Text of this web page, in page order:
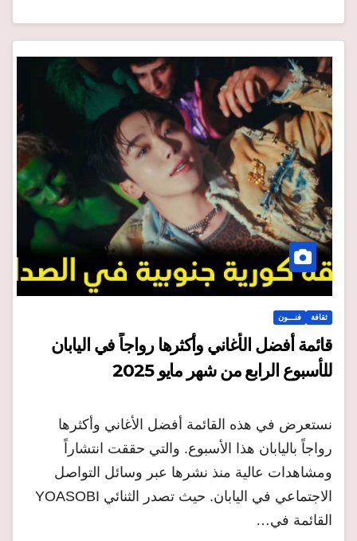
ثقافة فنـــون
قائمة أفضل الأغاني وأكثرها رواجاً في اليابان
للأسبوع الرابع من شهر مايو 2025
نستعرض في هذه القائمة أفضل الأغاني وأكثرها
رواجاً باليابان هذا الأسبوع. والتي حققت انتشاراً
ومشاهدات عالية منذ نشرها عبر وسائل التواصل
الاجتماعي في اليابان. حيث تصدر الثنائي YOASOBI
القائمة في…